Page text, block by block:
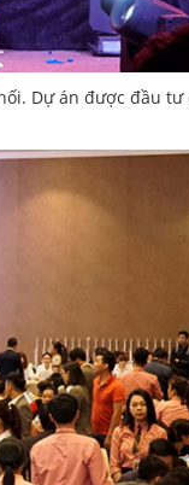
Dự án được đầu